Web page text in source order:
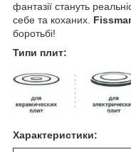
фантазії стануть
себе та коханих.
боротьбі!
Типи плит:
Характеристики: